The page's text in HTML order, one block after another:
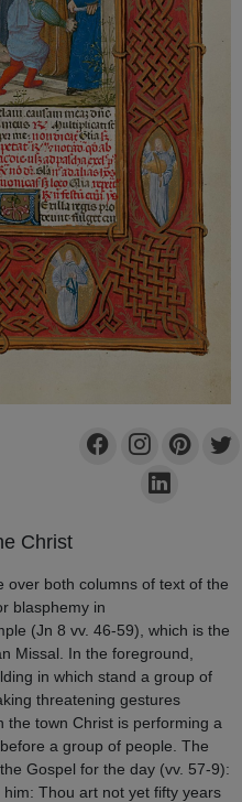
Christ
over both columns of text of the
blasphemy in
(Jn 8 vv. 46-59), which is the
Missal. In the foreground,
in which stand a group of
threatening gestures
the town Christ is performing a
a group of people. The
Gospel for the day (vv. 57-9):
Thou art not yet fifty years